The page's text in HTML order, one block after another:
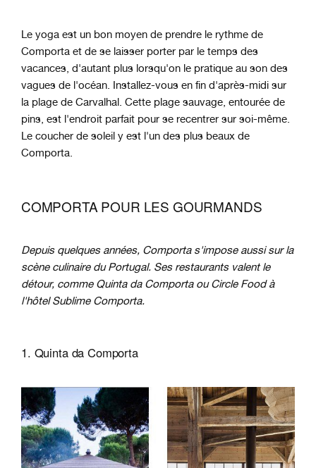
Le yoga est un bon moyen de prendre le rythme de
Comporta et de se laisser porter par le temps des
vacances, d'autant plus lorsqu'on le pratique au son des
vagues de l'océan. Installez-vous en fin d'après-midi sur
la plage de Carvalhal. Cette plage sauvage, entourée de
pins, est l'endroit parfait pour se recentrer sur soi-même.
Le coucher de soleil y est l'un des plus beaux de
Comporta.
COMPORTA POUR LES GOURMANDS
Depuis quelques années, Comporta s'impose aussi sur la
scène culinaire du Portugal. Ses restaurants valent le
détour, comme Quinta da Comporta ou Circle Food à
l'hôtel Sublime Comporta.
1. Quinta da Comporta